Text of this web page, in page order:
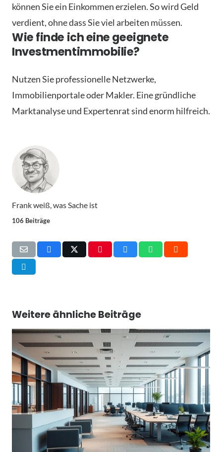
können Sie ein Einkommen erzielen. So wird Geld
verdient, ohne dass Sie viel arbeiten müssen.
Wie finde ich eine geeignete
Investmentimmobilie?
Nutzen Sie professionelle Netzwerke,
Immobilienportale oder Makler. Eine gründliche
Marktanalyse und Expertenrat sind enorm hilfreich.
Frank weiß, was Sache ist
106 Beiträge
Weitere ähnliche Beiträge